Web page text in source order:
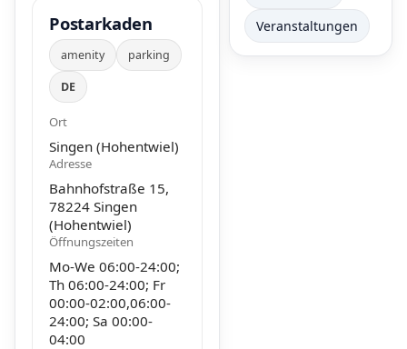
Postarkaden
amenity parking
DE
Ort
Singen (Hohentwiel)
Adresse
Bahnhofstraße 15,
78224 Singen
(Hohentwiel)
Öffnungszeiten
Mo-We 06:00-24:00;
Th 06:00-24:00; Fr
00:00-02:00,06:00-
24:00; Sa 00:00-
04:00
Veranstaltungen